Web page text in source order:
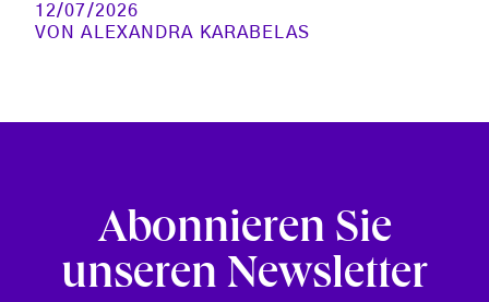
12/07/2026
VONALEXANDRA KARABELAS
Abonnieren Sie
unseren Newsletter